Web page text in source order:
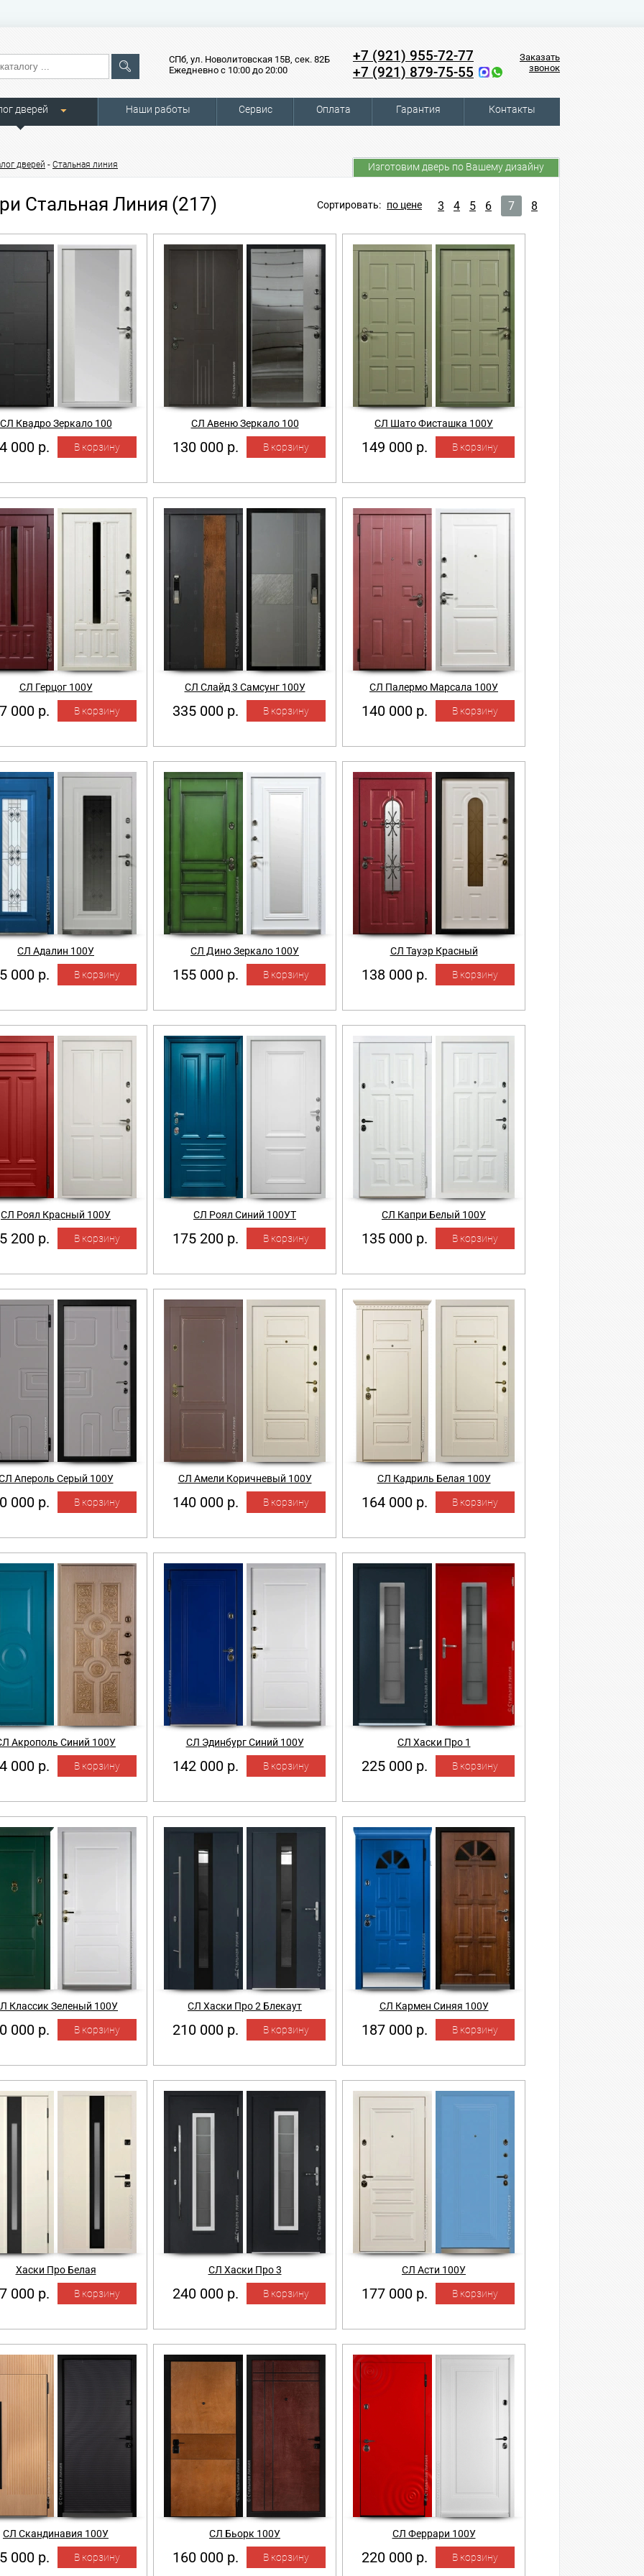
СПб, ул. Новолитовская 15В, сек. 82Б
Ежедневно с 10:00 до 20:00
+7 (921) 955-72-77
+7 (921) 879-75-55
Заказать
звонок
дверей Наши работы Сервис Оплата Гарантия Контакты
дверей - Стальная линия Изготовим дверь по Вашему дизайну
Стальная Линия (217) 3 4 5 6 7 8
Сортировать: по цене
СЛ Квадро Зеркало 100
000 р.
СЛ Авеню Зеркало 100
130 000 р.
СЛ Шато Фисташка 100У
149 000 р.
СЛ Герцог 100У
000 р.
СЛ Слайд 3 Самсунг 100У
335 000 р.
СЛ Палермо Марсала 100У
140 000 р.
СЛ Адалин 100У
000 р.
СЛ Дино Зеркало 100У
155 000 р.
СЛ Тауэр Красный
138 000 р.
СЛ Роял Красный 100У
200 р.
СЛ Роял Синий 100УТ
175 200 р.
СЛ Капри Белый 100У
135 000 р.
Апероль Серый 100У
000 р.
СЛ Амели Коричневый 100У
140 000 р.
СЛ Кадриль Белая 100У
164 000 р.
Акрополь Синий 100У
000 р.
СЛ Эдинбург Синий 100У
142 000 р.
СЛ Хаски Про 1
225 000 р.
Классик Зеленый 100У
000 р.
СЛ Хаски Про 2 Блекаут
210 000 р.
СЛ Кармен Синяя 100У
187 000 р.
Хаски Про Белая
000 р.
СЛ Хаски Про 3
240 000 р.
СЛ Асти 100У
177 000 р.
СЛ Скандинавия 100У
000 р.
СЛ Бьорк 100У
160 000 р.
СЛ Феррари 100У
220 000 р.